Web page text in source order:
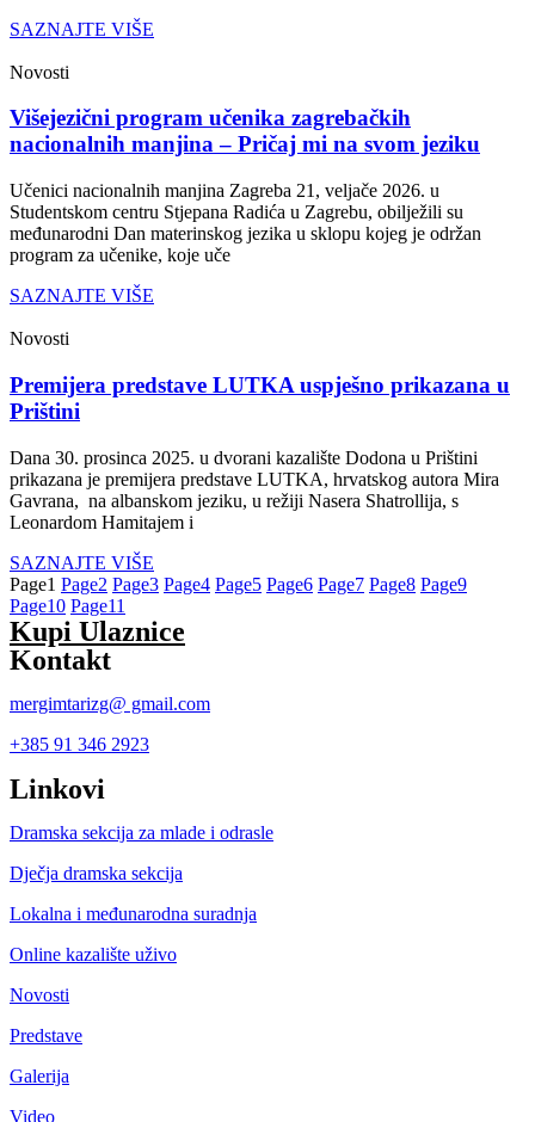
SAZNAJTE VIŠE
Novosti
Višejezični program učenika zagrebačkih
nacionalnih manjina – Pričaj mi na svom jeziku
Učenici nacionalnih manjina Zagreba 21, veljače 2026. u
Studentskom centru Stjepana Radića u Zagrebu, obilježili su
međunarodni Dan materinskog jezika u sklopu kojeg je održan
program za učenike, koje uče
SAZNAJTE VIŠE
Novosti
Premijera predstave LUTKA uspješno prikazana u
Prištini
Dana 30. prosinca 2025. u dvorani kazalište Dodona u Prištini
prikazana je premijera predstave LUTKA, hrvatskog autora Mira
Gavrana, na albanskom jeziku, u režiji Nasera Shatrollija, s
Leonardom Hamitajem i
SAZNAJTE VIŠE
Page1 Page2 Page3 Page4 Page5 Page6 Page7 Page8 Page9
Page10 Page11
Kupi Ulaznice
Kontakt
mergimtarizg@ gmail.com
+385 91 346 2923
Linkovi
Dramska sekcija za mlade i odrasle
Dječja dramska sekcija
Lokalna i međunarodna suradnja
Online kazalište uživo
Novosti
Predstave
Galerija
Video